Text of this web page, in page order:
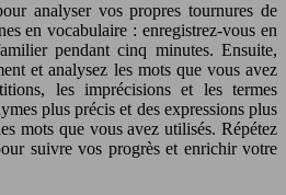
analyser vos propres tournures de
en vocabulaire : enregistrez-vous en
pendant cinq minutes. Ensuite,
et analysez les mots que vous avez
les imprécisions et les termes
plus précis et des expressions plus
mots que vous avez utilisés. Répétez
suivre vos progrès et enrichir votre